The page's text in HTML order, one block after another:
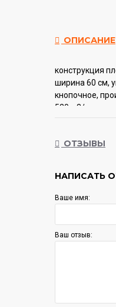
ОПИСАНИЕ
конструкция
ширина 60 см,
кнопочное,
520 м3/ч, цвет
ОТЗЫВЫ
НАПИСАТЬ
Ваше имя:
Ваш отзыв: